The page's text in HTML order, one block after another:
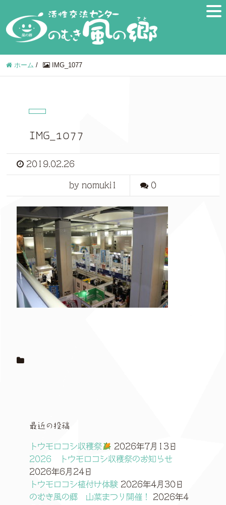
ホーム / IMG_1077
IMG_1077
2019.02.26
by nomuki1 0
最近の投稿
トウモロコシ収穫祭
2026年7月13日
2026 トウモロコシ収穫祭のお知らせ
2026年6月24日
トウモロコシ植付け体験 2026年4月30日
のむき風の郷 山菜まつり開催！
2026年4